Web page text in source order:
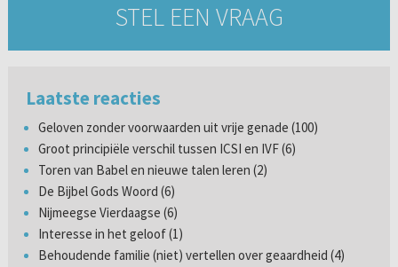
STEL EEN VRAAG
Laatste reacties
Geloven zonder voorwaarden uit vrije genade (100)
Groot principiële verschil tussen ICSI en IVF (6)
Toren van Babel en nieuwe talen leren (2)
De Bijbel Gods Woord (6)
Nijmeegse Vierdaagse (6)
Interesse in het geloof (1)
Behoudende familie (niet) vertellen over geaardheid (4)